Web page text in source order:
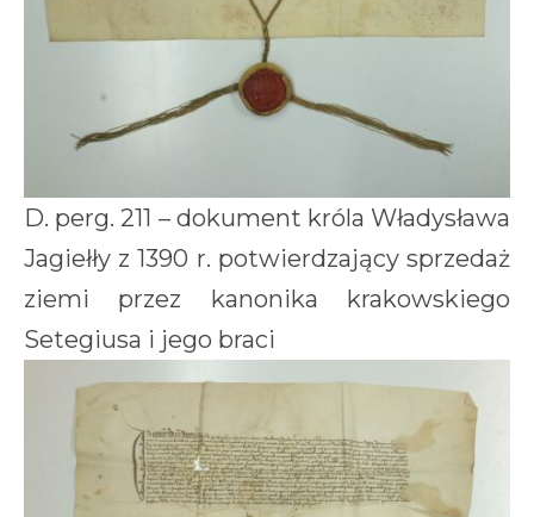
D. perg. 211 – dokument króla Władysława
Jagiełły z 1390 r. potwierdzający sprzedaż
ziemi przez kanonika krakowskiego
Setegiusa i jego braci